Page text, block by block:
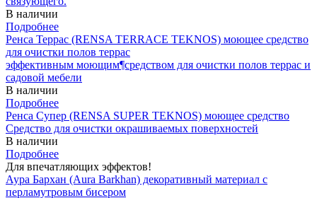
В наличии
Подробнее
Ренса Террас (RENSA TERRACE TEKNOS) моющее средство
для очистки полов террас
эффективным моющим¶средством для очистки полов террас и
садовой мебели
В наличии
Подробнее
Ренса Супер (RENSA SUPER TEKNOS) моющее средство
Средство для очистки окрашиваемых поверхностей
В наличии
Подробнее
Для впечатляющих эффектов!
Аура Бархан (Aura Barkhan) декоративный материал с
перламутровым бисером